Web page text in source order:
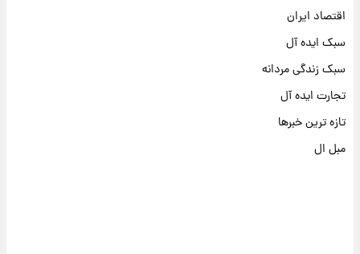
اقتصاد ایران
سبک ایده آل
سبک زندگی مردانه
تجارت ایده آل
تازه ترین خبرها
مبل ال